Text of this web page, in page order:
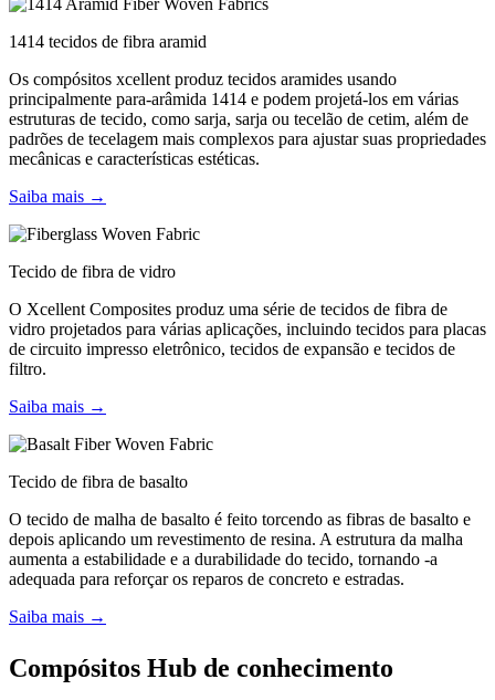
1414 tecidos de fibra aramid
Os compósitos xcellent produz tecidos aramides usando
principalmente para-arâmida 1414 e podem projetá-los em várias
estruturas de tecido, como sarja, sarja ou tecelão de cetim, além de
padrões de tecelagem mais complexos para ajustar suas propriedades
mecânicas e características estéticas.
Saiba mais →
Tecido de fibra de vidro
O Xcellent Composites produz uma série de tecidos de fibra de
vidro projetados para várias aplicações, incluindo tecidos para placas
de circuito impresso eletrônico, tecidos de expansão e tecidos de
filtro.
Saiba mais →
Tecido de fibra de basalto
O tecido de malha de basalto é feito torcendo as fibras de basalto e
depois aplicando um revestimento de resina. A estrutura da malha
aumenta a estabilidade e a durabilidade do tecido, tornando -a
adequada para reforçar os reparos de concreto e estradas.
Saiba mais →
Compósitos Hub de conhecimento